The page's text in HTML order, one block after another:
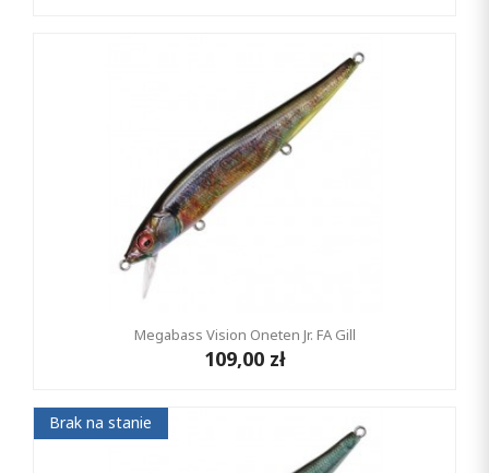
Megabass Vision Oneten Jr. FA Gill
109,00 zł
Brak na stanie